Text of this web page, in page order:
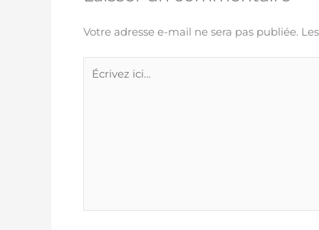
Votre adresse e-mail ne sera pas publiée.
ici…